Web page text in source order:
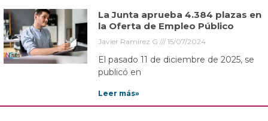
La Junta aprueba 4.384 plazas en
la Oferta de Empleo Público
Javier Ramirez G 15/07/2024
El pasado 11 de diciembre de 2025, se
publicó en
Leer más»